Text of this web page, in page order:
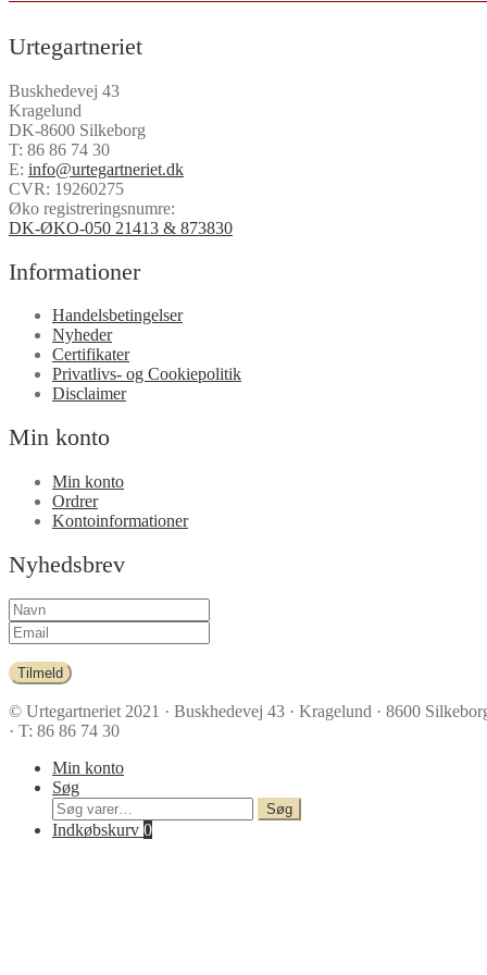
Urtegartneriet
Buskhedevej 43
Kragelund
DK-8600 Silkeborg
T: 86 86 74 30
E: info@urtegartneriet.dk
CVR: 19260275
Øko registreringsnumre:
DK-ØKO-050 21413 & 873830
Informationer
Handelsbetingelser
Nyheder
Certifikater
Privatlivs- og Cookiepolitik
Disclaimer
Min konto
Min konto
Ordrer
Kontoinformationer
Nyhedsbrev
Tilmeld
© Urtegartneriet 2021 · Buskhedevej 43 · Kragelund · 8600
· T: 86 86 74 30
Min konto
Søg
Søg
efter:
Søg
Indkøbskurv 0